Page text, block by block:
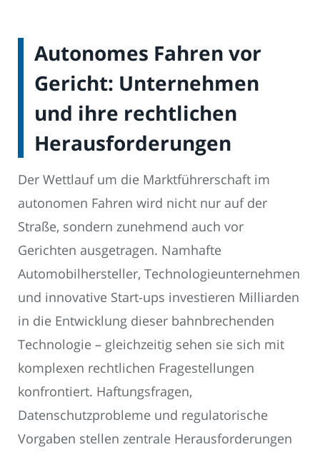
Autonomes Fahren vor
Gericht: Unternehmen
und ihre rechtlichen
Herausforderungen
Der Wettlauf um die Marktführerschaft im
autonomen Fahren wird nicht nur auf der
Straße, sondern zunehmend auch vor
Gerichten ausgetragen. Namhafte
Automobilhersteller, Technologieunternehmen
und innovative Start-ups investieren Milliarden
in die Entwicklung dieser bahnbrechenden
Technologie – gleichzeitig sehen sie sich mit
komplexen rechtlichen Fragestellungen
konfrontiert. Haftungsfragen,
Datenschutzprobleme und regulatorische
Vorgaben stellen zentrale Herausforderungen